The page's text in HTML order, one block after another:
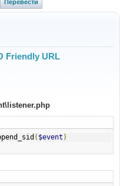
Friendly URL
( $event )